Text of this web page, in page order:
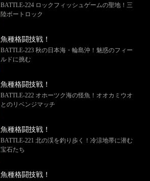
BATTLE-224 ロックフィッシュゲームの聖地！三
陸ボートロック
魚種格闘技戦！
BATTLE-223 秋の日本海・輪島沖！魅惑のフィー
ルドに挑む
魚種格闘技戦！
BATTLE-222 オホーツク海の怪魚！オオカミウオ
とのリベンジマッチ
魚種格闘技戦！
BATTLE-221 北の渓を釣り歩く！冷涼地帯に潜む
宝石たち
魚種格闘技戦！